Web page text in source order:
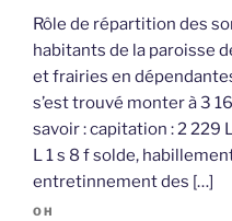
Rôle de répartition des
habitants de la paroisse
et frairies en
s’est trouvé monter à 3
savoir : capitation : 2 229
L 1 s 8 f solde,
entretinnement des […]
OH